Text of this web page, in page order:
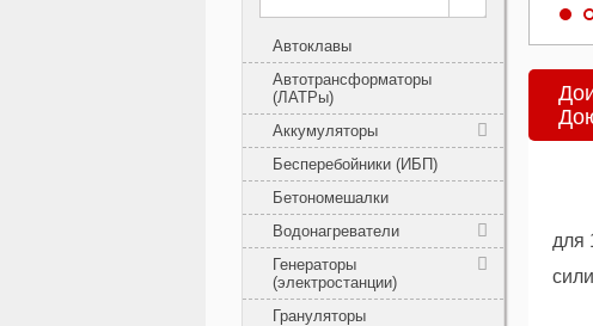
Автоклавы
Автотрансформаторы
(ЛАТРы)
Аккумуляторы
Бесперебойники (ИБП)
Бетономешалки
Водонагреватели
Генераторы
(электростанции)
Грануляторы
для